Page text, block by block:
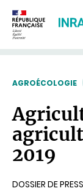
AGROÉCOLOGIE
2019
DOSSIER DE